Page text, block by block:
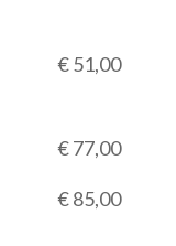
€ 51,00
€ 77,00
€ 85,00